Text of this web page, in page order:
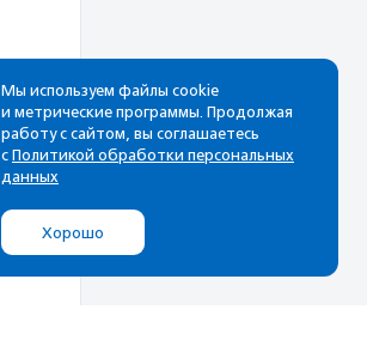
Рассылка
Cамые свежие новости,
почтовом ящике
Мы используем файлы cookie
и метрические программы. Продолжая
работу с сайтом, вы соглашаетесь
с Политикой обработки персональных
данных
Хорошо